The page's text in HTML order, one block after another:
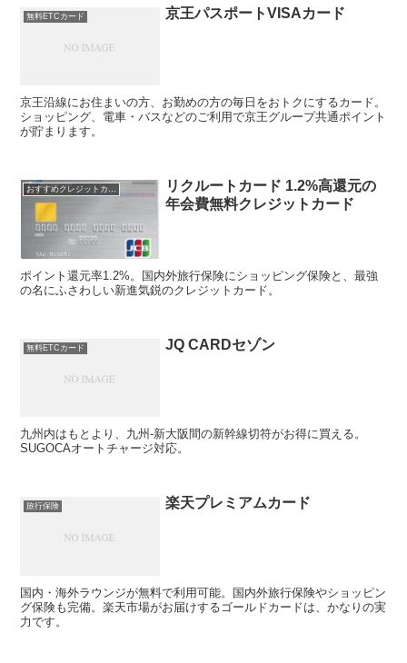
無料ETCカード 京王パスポートVISAカード
京王沿線にお住まいの方、お勤めの方の毎日をおトクにするカード。
ショッピング、電車・バスなどのご利用で京王グループ共通ポイント
が貯まります。
おすすめクレジットカード！
リクルートカード 1.2%高還元の
年会費無料クレジットカード
ポイント還元率1.2%。国内外旅行保険にショッピング保険と、最強
の名にふさわしい新進気鋭のクレジットカード。
無料ETCカード JQ CARDセゾン
九州内はもとより、九州-新大阪間の新幹線切符がお得に買える。
SUGOCAオートチャージ対応。
旅行保険 楽天プレミアムカード
国内・海外ラウンジが無料で利用可能。国内外旅行保険やショッピン
グ保険も完備。楽天市場がお届けするゴールドカードは、かなりの実
力です。